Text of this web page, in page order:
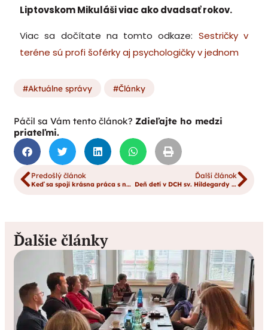
Liptovskom Mikuláši viac ako dvadsať rokov.
Viac sa dočítate na tomto odkaze: Sestričky v
teréne sú profi šoférky aj psychologičky v jednom
Aktuálne správy Články
Páčil sa Vám tento článok? Zdieľajte ho medzi
priateľmi.
Predošlý článok
Keď sa spojí krásna práca s neobyčajnou myšlienkou
Ďalší článok
Deň detí v DCH sv. Hildegardy z Bingenu v Rabči
Ďalšie články